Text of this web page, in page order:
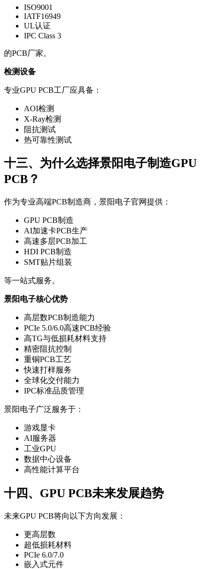
ISO9001
IATF16949
UL认证
IPC Class 3
的PCB厂家。
检测设备
专业GPU PCB工厂应具备：
AOI检测
X-Ray检测
阻抗测试
热可靠性测试
十三、为什么选择景阳电子制造GPU
PCB？
作为专业高端PCB制造商，景阳电子官网提供：
GPU PCB制造
AI加速卡PCB生产
高速多层PCB加工
HDI PCB制造
SMT贴片组装
等一站式服务。
景阳电子核心优势
高层数PCB制造能力
PCIe 5.0/6.0高速PCB经验
高TG与低损耗材料支持
精密阻抗控制
重铜PCB工艺
快速打样服务
全球化交付能力
IPC标准品质管理
景阳电子广泛服务于：
游戏显卡
AI服务器
工业GPU
数据中心设备
高性能计算平台
十四、GPU PCB未来发展趋势
未来GPU PCB将向以下方向发展：
更高层数
超低损耗材料
PCIe 6.0/7.0
嵌入式元件